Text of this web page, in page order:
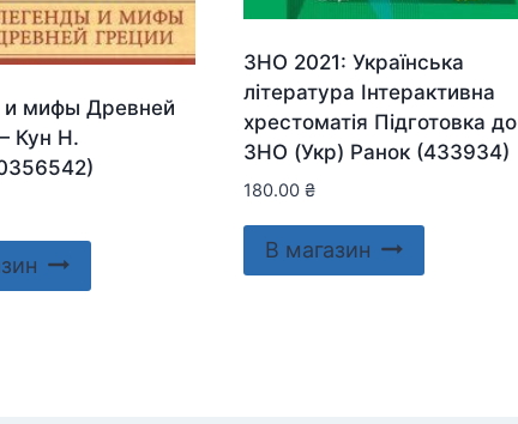
и мифы Древней
Кун Н.
ЗНО 2021: Українська
література Інтерактивна
хрестоматія Підготовка до
ЗНО (Укр) Ранок (433934)
180.00 ₴
В магазин